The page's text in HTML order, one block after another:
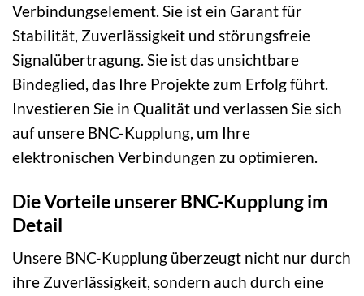
Verbindungselement. Sie ist ein Garant für
Stabilität, Zuverlässigkeit und störungsfreie
Signalübertragung. Sie ist das unsichtbare
Bindeglied, das Ihre Projekte zum Erfolg führt.
Investieren Sie in Qualität und verlassen Sie sich
auf unsere BNC-Kupplung, um Ihre
elektronischen Verbindungen zu optimieren.
Die Vorteile unserer BNC-Kupplung im
Detail
Unsere BNC-Kupplung überzeugt nicht nur durch
ihre Zuverlässigkeit, sondern auch durch eine